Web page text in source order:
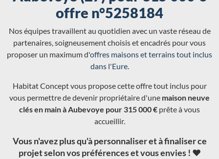
offre n°5258184
Nos équipes travaillent au quotidien avec un vaste réseau de
partenaires, soigneusement choisis et encadrés pour vous
proposer un maximum d'offres maisons et terrains tout inclus
dans l'Eure.
Habitat Concept vous propose cette offre tout inclus pour
vous permettre de devenir propriétaire d'une maison neuve
clés en main à Aubevoye pour 315 000 € prête à vous
accueillir.
Vous n'avez plus qu'à personnaliser et à finaliser ce
projet selon vos préférences et vous envies ! ❤️